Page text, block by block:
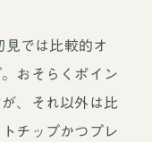
では比較的オ
おそらくポイン
、それ以外は比
チップかつプレ